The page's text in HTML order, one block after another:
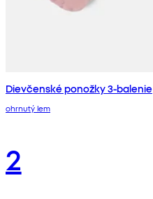
Dievčenské ponožky 3-balenie
ohrnutý lem
2